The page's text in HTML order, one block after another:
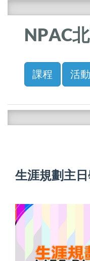
NPAC
課程 活動
生涯規劃主